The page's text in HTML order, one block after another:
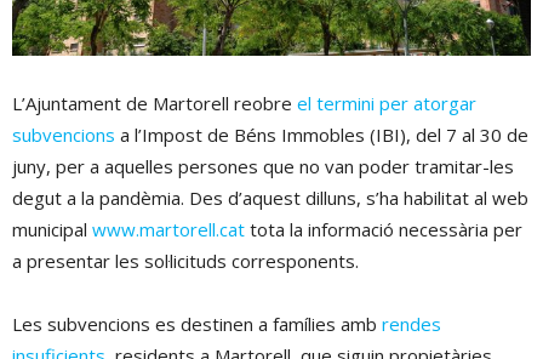
L’Ajuntament de Martorell reobre el termini per atorgar
subvencions a l’Impost de Béns Immobles (IBI), del 7 al 30 de
juny, per a aquelles persones que no van poder tramitar-les
degut a la pandèmia. Des d’aquest dilluns, s’ha habilitat al web
municipal www.martorell.cat tota la informació necessària per
a presentar les sol·licituds corresponents.
Les subvencions es destinen a famílies amb rendes